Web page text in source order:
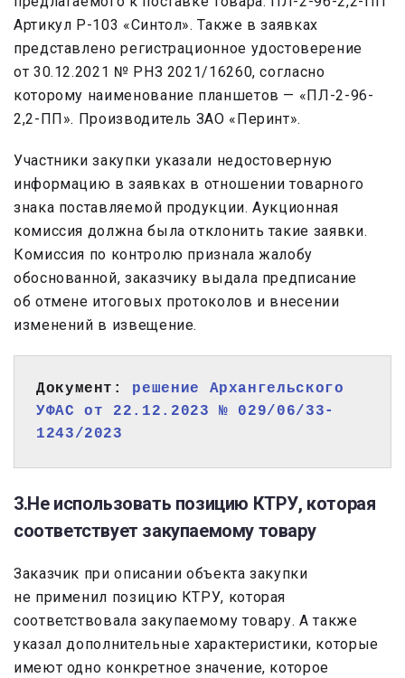
Артикул Р-103 «Синтол». Также в заявках
представлено регистрационное удостоверение
от 30.12.2021 № РНЗ 2021/16260, согласно
которому наименование планшетов — «ПЛ-2-96-
2,2-ПП». Производитель ЗАО «Перинт».
Участники закупки указали недостоверную
информацию в заявках в отношении товарного
знака поставляемой продукции. Аукционная
комиссия должна была отклонить такие заявки.
Комиссия по контролю признала жалобу
обоснованной, заказчику выдала предписание
об отмене итоговых протоколов и внесении
изменений в извещение.
Документ: решение Архангельского
УФАС от 22.12.2023 № 029/06/33-
1243/2023
3.Не использовать позицию КТРУ, которая
соответствует закупаемому товару
Заказчик при описании объекта закупки
не применил позицию КТРУ, которая
соответствовала закупаемому товару. А также
указал дополнительные характеристики, которые
имеют одно конкретное значение, которое